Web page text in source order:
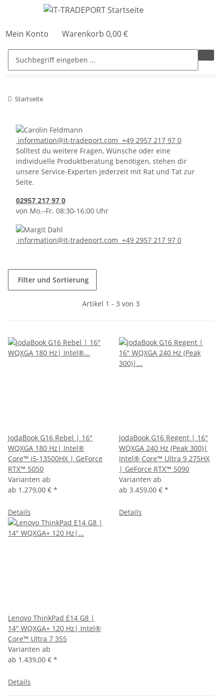
Mein Konto Warenkorb 0,00 €
Startseite
information@it-tradeport.com +49 2957 217 97 0
Solltest du weitere Fragen, Wünsche oder eine
individuelle Produktberatung benötigen, stehen dir
unsere Service-Experten jederzeit mit Rat und Tat zur
Seite.
02957 217 97 0
von Mo.–Fr. 08:30-16:00 Uhr
information@it-tradeport.com +49 2957 217 97 0
Filter und Sortierung
Artikel 1 - 3 von 3
JodaBook G16 Rebel | 16"
WQXGA 180 Hz| Intel®
Core™ i5-13500HX | GeForce
RTX™ 5050
Varianten ab
ab 1.279,00 € *
Details
JodaBook G16 Regent | 16"
WQXGA 240 Hz (Peak 300)|
Intel® Core™ Ultra 9 275HX
| GeForce RTX™ 5090
Varianten ab
ab 3.459,00 € *
Details
Lenovo ThinkPad E14 G8 |
14" WQXGA+ 120 Hz| Intel®
Core™ Ultra 7 355
Varianten ab
ab 1.439,00 € *
Details